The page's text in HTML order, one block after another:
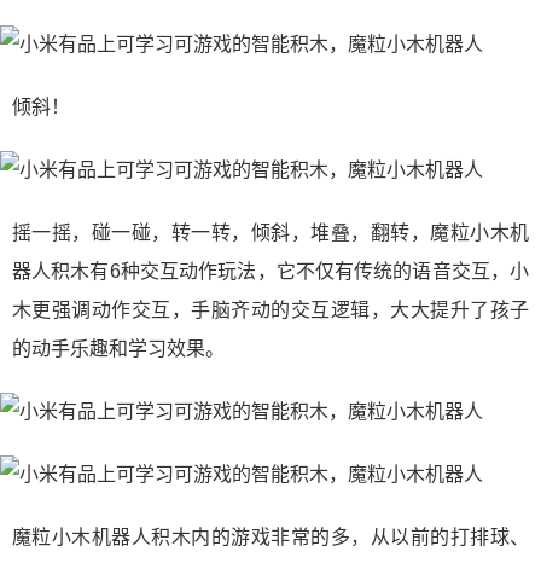
倾斜！
摇一摇，碰一碰，转一转，倾斜，堆叠，翻转，魔粒小木机
器人积木有6种交互动作玩法，它不仅有传统的语音交互，小
木更强调动作交互，手脑齐动的交互逻辑，大大提升了孩子
的动手乐趣和学习效果。
魔粒小木机器人积木内的游戏非常的多，从以前的打排球、